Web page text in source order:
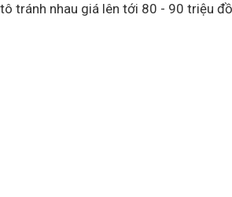
tránh nhau giá lên tới 80 - 90 triệu